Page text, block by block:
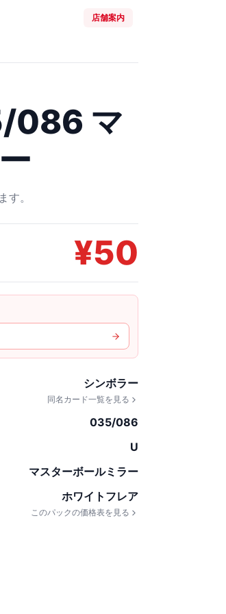
店舗案内
086 マ
す。
¥50
シンボラー
同名カード一覧を見る
035/086
U
マスターボールミラー
ホワイトフレア
このパックの価格表を見る